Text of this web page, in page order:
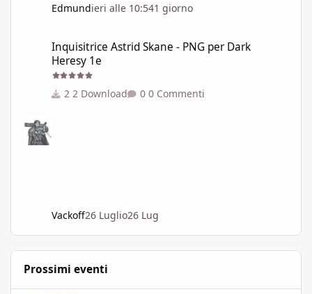
Edmundieri alle 10:541 giorno
Inquisitrice Astrid Skane - PNG per Dark
Heresy 1e
2 Download 0 Commenti
Vackoff26 Luglio26 Lug
Prossimi eventi